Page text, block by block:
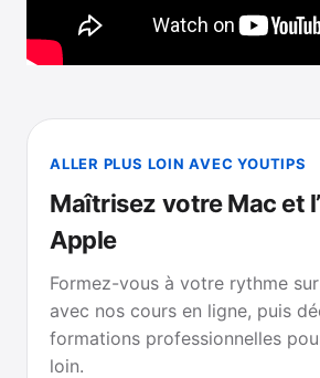
ALLER PLUS LOIN AVEC YOUTIPS
Maîtrisez votre Mac et
Apple
Formez-vous à votre rythme sur
avec nos cours en ligne, puis
formations professionnelles
loin.